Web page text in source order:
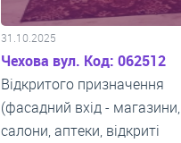
31.10.2025
Чехова вул. Код: 062512
Відкритого призначення
(фасадний вхід - магазини,
салони, аптеки, відкриті